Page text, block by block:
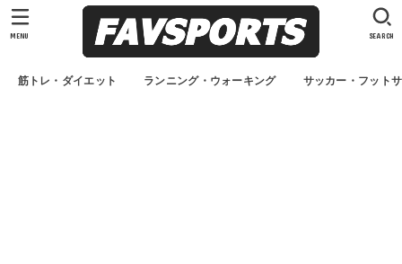
筋トレ・ダイエット ランニング・ウォーキング サッカー・フット
SEARCH
MENU